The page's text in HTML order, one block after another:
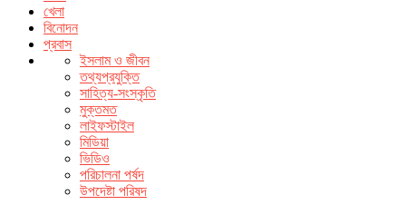
খেলা
বিনোদন
প্রবাস
ইসলাম ও জীবন
তথ্যপ্রযুক্তি
সাহিত্য-সংস্কৃতি
মুক্তমত
লাইফস্টাইল
মিডিয়া
ভিডিও
পরিচালনা পর্ষদ
উপদেষ্টা পরিষদ